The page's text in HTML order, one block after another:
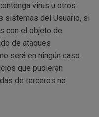
virus u otros
sistemas del Usuario, si
con el objeto de
de ataques
será en ningún caso
que pudieran
de terceros no